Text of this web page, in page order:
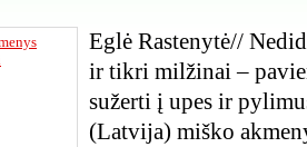
Eglė Rastenytė//
ir tikri milžinai –
sužerti į upes ir
(Latvija) miško